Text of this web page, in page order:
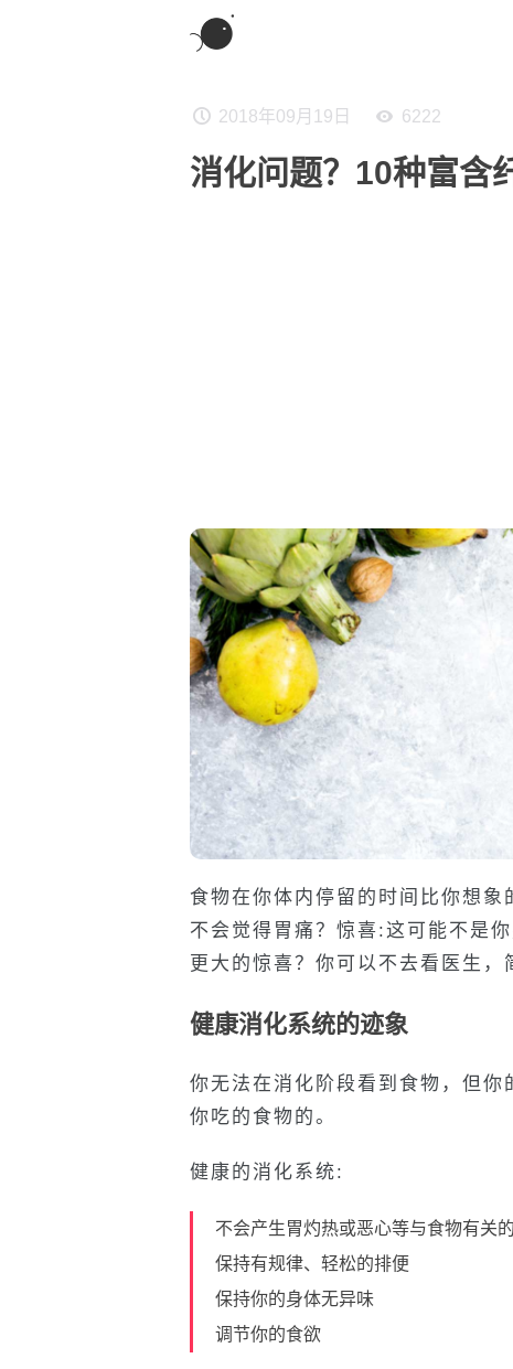
2018年09月19日 6222
消化问题？10种富含
食物在你体内停留的时间比你想
不会觉得胃痛？惊喜:这可能不是你
更大的惊喜？你可以不去看医生，
健康消化系统的迹象
你无法在消化阶段看到食物，但
你吃的食物的。
健康的消化系统:
不会产生胃灼热或恶心等与食物有关
保持有规律、轻松的排便
保持你的身体无异味
调节你的食欲